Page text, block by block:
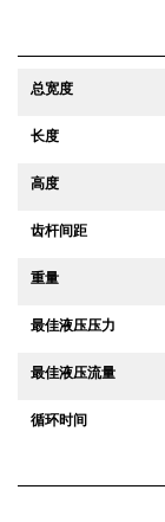
总宽度
长度
高度
齿杆间距
重量
最佳液压压力
最佳液压流量
循环时间